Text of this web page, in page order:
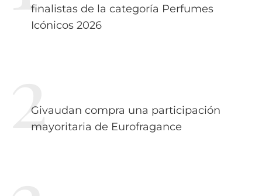
finalistas de la categoría Perfumes
Icónicos 2026
Givaudan compra una participación
mayoritaria de Eurofragance